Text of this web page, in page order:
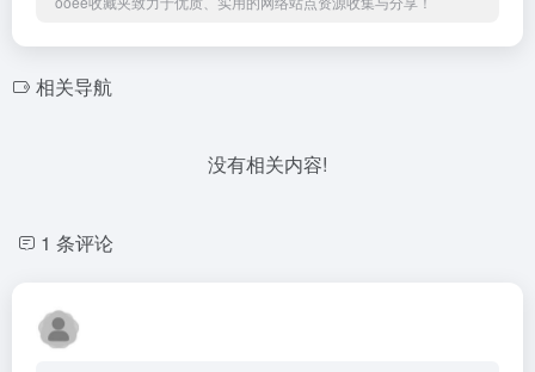
相关导航
没有相关内容!
1 条评论